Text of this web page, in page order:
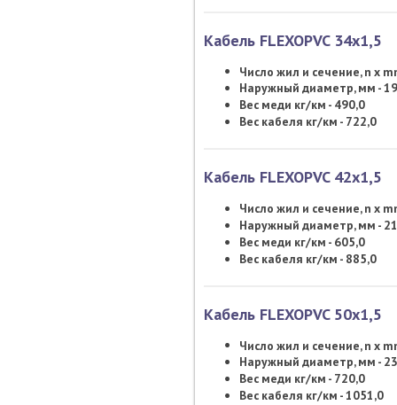
Кабель FLEXOPVC 34х1,5
Число жил и сечение, n x
Наружный диаметр, мм -
Вес меди кг/км - 490,0
Вес кабеля кг/км - 722,0
Кабель FLEXOPVC 42х1,5
Число жил и сечение, n x
Наружный диаметр, мм -
Вес меди кг/км - 605,0
Вес кабеля кг/км - 885,0
Кабель FLEXOPVC 50х1,5
Число жил и сечение, n x
Наружный диаметр, мм -
Вес меди кг/км - 720,0
Вес кабеля кг/км - 1051,0